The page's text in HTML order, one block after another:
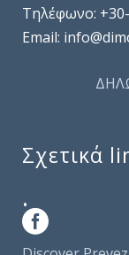
Τηλέφωνo:
Email:
Σχετικά
.